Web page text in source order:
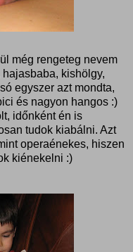
még rengeteg nevem
kishölgy,
egyszer azt mondta,
és nagyon hangos :)
időnként én is
tudok kiabálni. Azt
operaénekes, hiszen
kiénekelni :)